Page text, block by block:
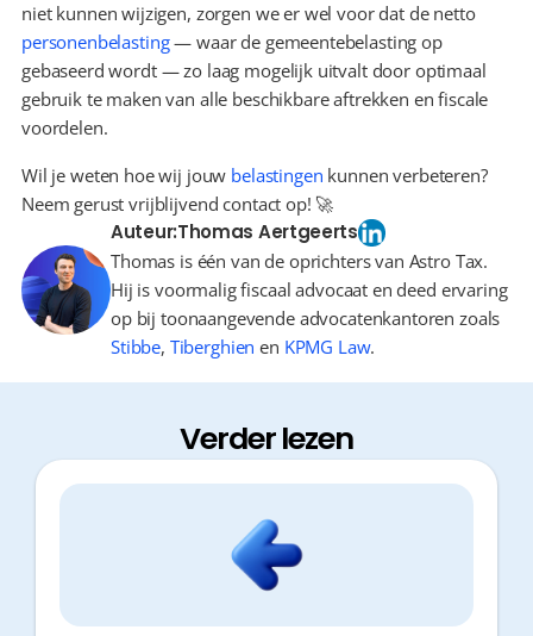
niet kunnen wijzigen, zorgen we er wel voor dat de netto
personenbelasting — waar de gemeentebelasting op
gebaseerd wordt — zo laag mogelijk uitvalt door optimaal
gebruik te maken van alle beschikbare aftrekken en fiscale
voordelen.
Wil je weten hoe wij jouw belastingen kunnen verbeteren?
Neem gerust vrijblijvend contact op! 🚀
Auteur:Thomas Aertgeerts
Thomas is één van de oprichters van Astro Tax.
Hij is voormalig fiscaal advocaat en deed ervaring
op bij toonaangevende advocatenkantoren zoals
Stibbe, Tiberghien en KPMG Law.
Verder lezen